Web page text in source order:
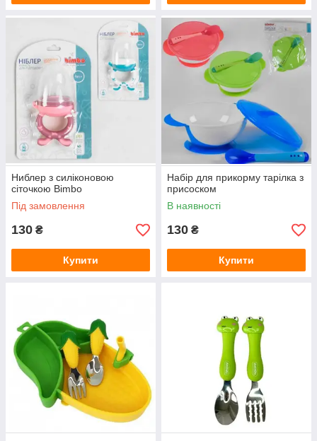
Ниблер з силіконовою
сіточкою Bimbo
Під замовлення
130 ₴
Купити
Набір для прикорму тарілка з
присоском
В наявності
130 ₴
Купити